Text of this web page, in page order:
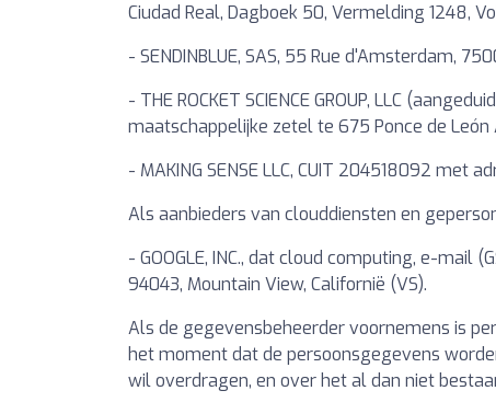
Ciudad Real, Dagboek 50, Vermelding 1248,
- SENDINBLUE, SAS, 55 Rue d'Amsterdam,
- THE ROCKET SCIENCE GROUP, LLC
maatschappelijke zetel te 675 Ponce de
- MAKING SENSE LLC, CUIT 204518092 met
Als aanbieders van clouddiensten en
- GOOGLE, INC., dat cloud computing, e-
94043, Mountain View, Californië (VS).
Als de gegevensbeheerder voornemens is
het moment dat de persoonsgegevens
wil overdragen, en over het al dan niet